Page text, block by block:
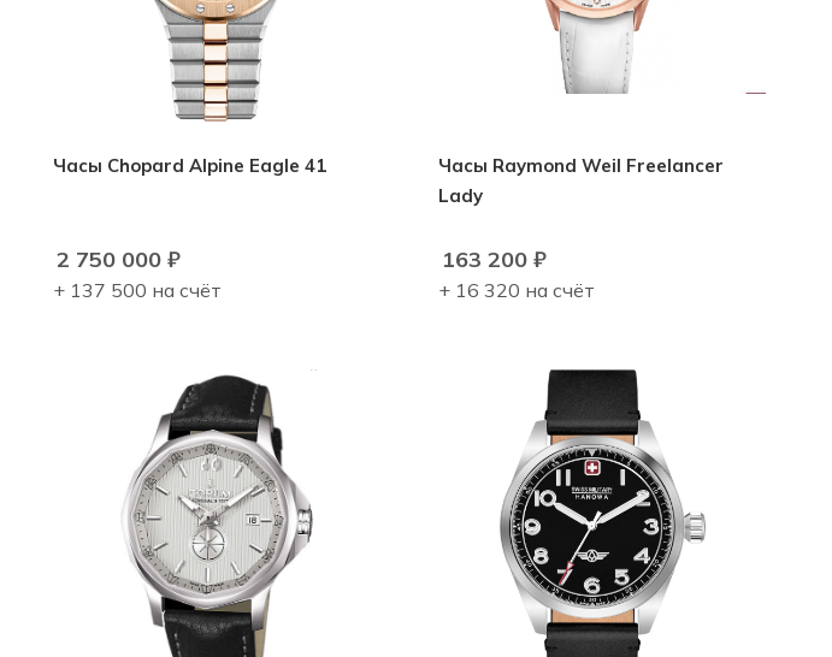
Часы Chopard Alpine Eagle 41
2 750 000₽
+ 137 500 на счёт
Часы Raymond Weil Freelancer
Lady
163 200 ₽
+ 16 320 на счёт